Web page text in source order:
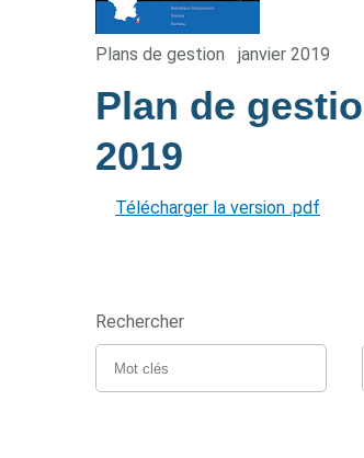
Plans de gestion janvier 2019
Plan de
2019
Télécharger la version .pdf
Rechercher